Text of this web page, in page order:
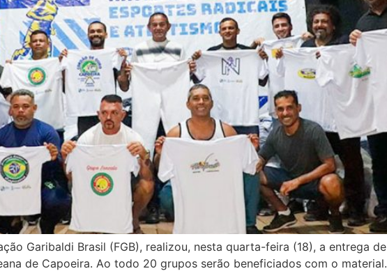
Garibaldi Brasil (FGB), realizou, nesta quarta-feira (18), a entrega
de Capoeira. Ao todo 20 grupos serão beneficiados com o